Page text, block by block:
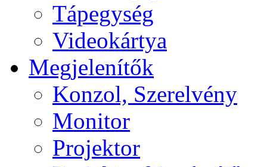
Tápegység
Videokártya
Megjelenítők
Konzol, Szerelvény
Monitor
Projektor